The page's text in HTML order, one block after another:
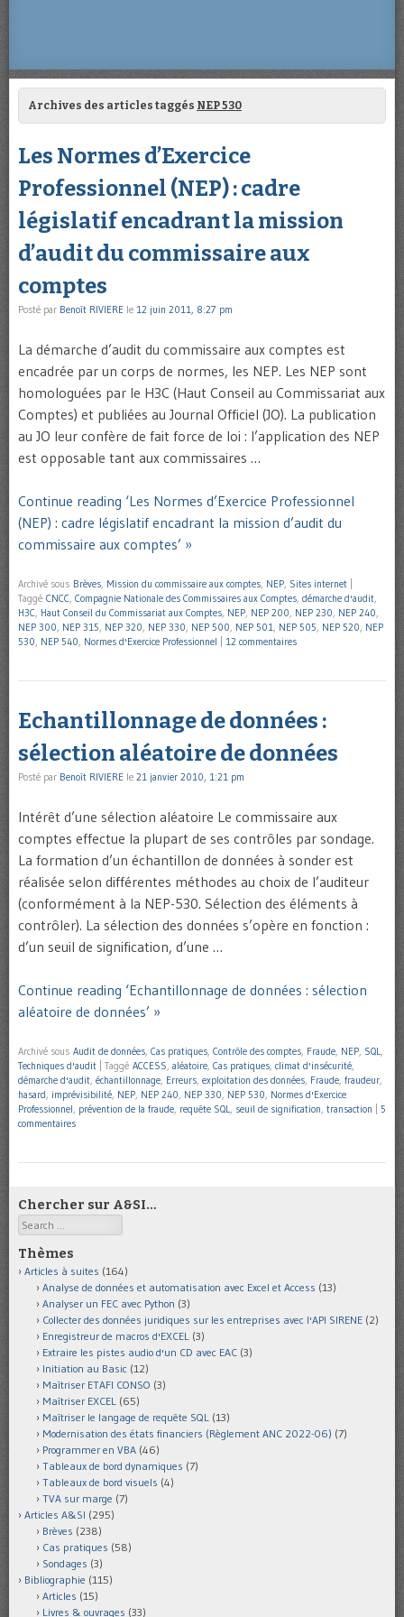
Archives des articles taggés NEP 530
Les Normes d’Exercice
Professionnel (NEP) : cadre
législatif encadrant la mission
d’audit du commissaire aux
comptes
Posté par Benoît RIVIERE le 12 juin 2011, 8:27 pm
La démarche d’audit du commissaire aux comptes est
encadrée par un corps de normes, les NEP. Les NEP sont
homologuées par le H3C (Haut Conseil au Commissariat aux
Comptes) et publiées au Journal Officiel (JO). La publication
au JO leur confère de fait force de loi : l’application des NEP
est opposable tant aux commissaires …
Continue reading ‘Les Normes d’Exercice Professionnel
(NEP) : cadre législatif encadrant la mission d’audit du
commissaire aux comptes’ »
Archivé sous Brèves, Mission du commissaire aux comptes, NEP, Sites internet
Taggé CNCC, Compagnie Nationale des Commissaires aux Comptes, démarche d'audit,
H3C, Haut Conseil du Commissariat aux Comptes, NEP, NEP 200, NEP 230, NEP 240,
NEP 300, NEP 315, NEP 320, NEP 330, NEP 500, NEP 501, NEP 505, NEP 520, NEP
530, NEP 540, Normes d'Exercice Professionnel 12 commentaires
Echantillonnage de données :
sélection aléatoire de données
Posté par Benoît RIVIERE le 21 janvier 2010, 1:21 pm
Intérêt d’une sélection aléatoire Le commissaire aux
comptes effectue la plupart de ses contrôles par sondage.
La formation d’un échantillon de données à sonder est
réalisée selon différentes méthodes au choix de l’auditeur
(conformément à la NEP-530. Sélection des éléments à
contrôler). La sélection des données s’opère en fonction :
d’un seuil de signification, d’une …
Continue reading ‘Echantillonnage de données : sélection
aléatoire de données’ »
Archivé sous Audit de données, Cas pratiques, Contrôle des comptes, Fraude, NEP, SQL,
Techniques d'audit
Taggé ACCESS, aléatoire, Cas pratiques, climat d'insécurité,
démarche d'audit, échantillonnage, Erreurs, exploitation des données, Fraude, fraudeur,
hasard, imprévisibilité, NEP, NEP 240, NEP 330, NEP 530, Normes d'Exercice
Professionnel, prévention de la fraude, requête SQL, seuil de signification, transaction
5
commentaires
Chercher sur A&SI…
Search
Thèmes
Articles à suites (164)
Analyse de données et automatisation avec Excel et Access (13)
Analyser un FEC avec Python (3)
Collecter des données juridiques sur les entreprises avec l'API SIRENE (2)
Enregistreur de macros d'EXCEL (3)
Extraire les pistes audio d'un CD avec EAC (3)
Initiation au Basic (12)
Maîtriser ETAFI CONSO (3)
Maîtriser EXCEL (65)
Maîtriser le langage de requête SQL (13)
Modernisation des états financiers (Règlement ANC 2022-06) (7)
Programmer en VBA (46)
Tableaux de bord dynamiques (7)
Tableaux de bord visuels (4)
TVA sur marge (7)
Articles A&SI (295)
Brèves (238)
Cas pratiques (58)
Sondages (3)
Bibliographie (115)
Articles (15)
Livres & ouvrages (33)